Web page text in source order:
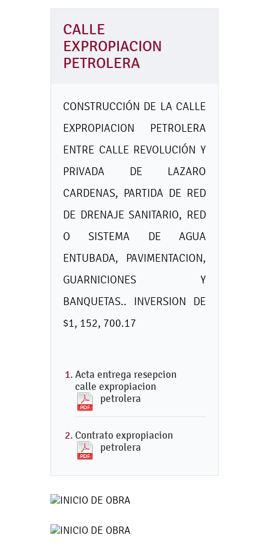
CALLE
EXPROPIACION
PETROLERA
CONSTRUCCIÓN DE LA CALLE
EXPROPIACION PETROLERA
ENTRE CALLE REVOLUCIÓN Y
PRIVADA DE LAZARO
CARDENAS, PARTIDA DE RED
DE DRENAJE SANITARIO, RED
O SISTEMA DE AGUA
ENTUBADA, PAVIMENTACION,
GUARNICIONES Y
BANQUETAS.. INVERSION DE
$1, 152, 700.17
Acta entrega resepcion
calle expropiacion
petrolera
Contrato expropiacion
petrolera